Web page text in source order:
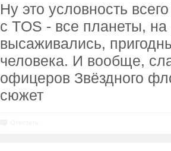
Ну это условность
с TOS - все планеты,
высаживались,
человека. И вообще,
офицеров Звёздного
сюжет